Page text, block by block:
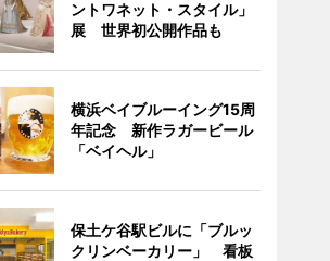
ントワネット・スタイル」
展 世界初公開作品も
横浜ベイブルーイング15周
年記念 新作ラガービール
「ベイヘル」
保土ケ谷駅ビルに「ブルッ
クリンベーカリー」 看板